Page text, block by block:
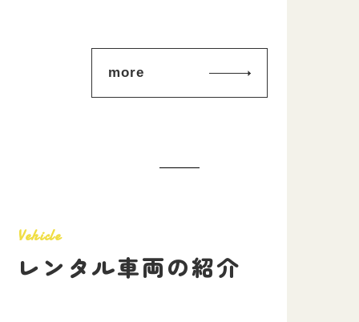
more
Vehicle
レ ン タル車両の紹介